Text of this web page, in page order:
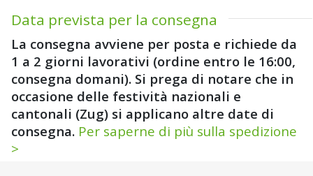
Data prevista per la consegna
La consegna avviene per posta e richiede da
1 a 2 giorni lavorativi (ordine entro le 16:00,
consegna domani). Si prega di notare che in
occasione delle festività nazionali e
cantonali (Zug) si applicano altre date di
consegna. Per saperne di più sulla spedizione
>